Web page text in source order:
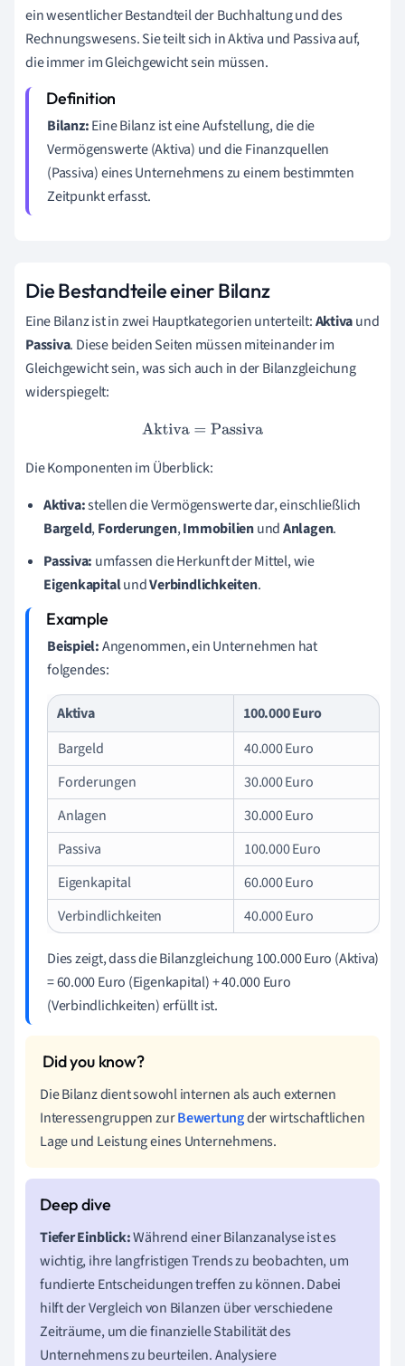
ein wesentlicher Bestandteil der Buchhaltung und des
Rechnungswesens. Sie teilt sich in Aktiva und Passiva auf,
die immer im Gleichgewicht sein müssen.
Bilanz:Eine Bilanz ist eine Aufstellung, die die
Vermögenswerte (Aktiva) und die Finanzquellen
(Passiva) eines Unternehmens zu einem bestimmten
Zeitpunkt erfasst.
Die Bestandteile einer Bilanz
Eine Bilanz ist in zwei Hauptkategorien unterteilt:Aktivaund
Passiva. Diese beiden Seiten müssen miteinander im
Gleichgewicht sein, was sich auch in der Bilanzgleichung
widerspiegelt:
Aktiva=Passiva
Die Komponenten im Überblick:
Aktiva:stellen die Vermögenswerte dar, einschließlich
Bargeld,Forderungen,ImmobilienundAnlagen.
Passiva: umfassen die Herkunft der Mittel, wie
EigenkapitalundVerbindlichkeiten.
Beispiel:Angenommen, ein Unternehmen hat
folgendes:
Aktiva
100.000 Euro
Bargeld
40.000 Euro
Forderungen
30.000 Euro
Anlagen
30.000 Euro
Passiva
100.000 Euro
Eigenkapital
60.000 Euro
Verbindlichkeiten
40.000 Euro
Dies zeigt, dass die Bilanzgleichung 100.000 Euro (Aktiva)
= 60.000 Euro (Eigenkapital) + 40.000 Euro
(Verbindlichkeiten) erfüllt ist.
Die Bilanz dient sowohl internen als auch externen
Interessengruppen zurBewertungder wirtschaftlichen
Lage und Leistung eines Unternehmens.
Tiefer Einblick:Während einer Bilanzanalyse ist es
wichtig, ihre langfristigen Trends zu beobachten, um
fundierte Entscheidungen treffen zu können. Dabei
hilft der Vergleich von Bilanzen über verschiedene
Zeiträume, um die finanzielle Stabilität des
Unternehmens zu beurteilen. Analysiere